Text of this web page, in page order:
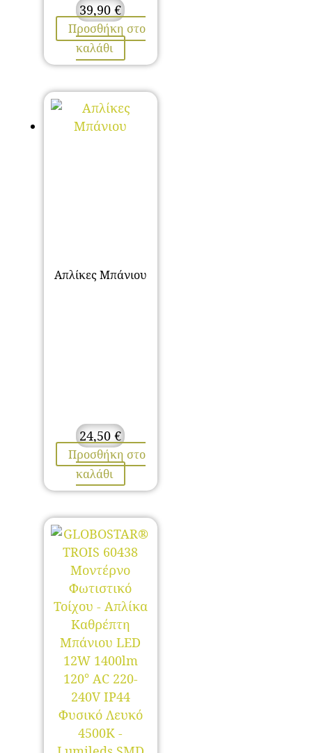
39,90€
Προσθήκη στο
καλάθι
Απλίκες Μπάνιου
24,50€
Προσθήκη στο
καλάθι